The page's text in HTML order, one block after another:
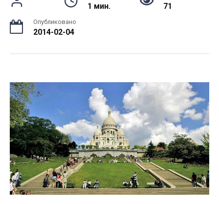
1 мин. 71
Опубликовано
2014-02-04